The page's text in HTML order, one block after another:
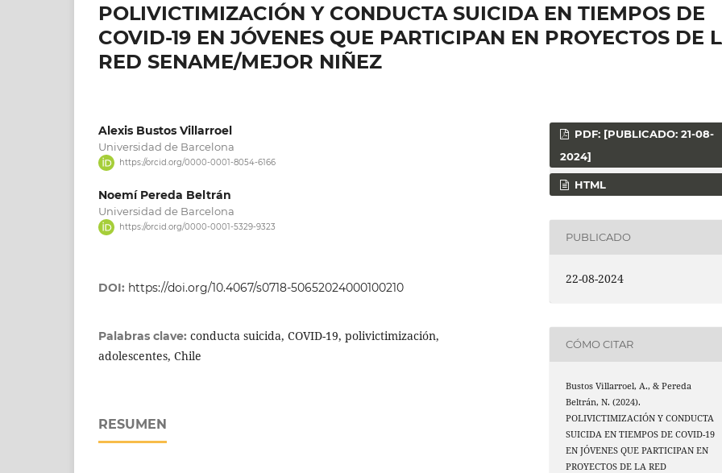
POLIVICTIMIZACIÓN Y CONDUCTA SUICIDA EN TIEMPOS DE
COVID-19 EN JÓVENES QUE PARTICIPAN EN PROYECTOS DE
RED SENAME/MEJOR NIÑEZ
Alexis Bustos Villarroel
Universidad de Barcelona
https://orcid.org/0000-0001-8054-6166
Noemí Pereda Beltrán
Universidad de Barcelona
https://orcid.org/0000-0001-5329-9323
DOI: https://doi.org/10.4067/s0718-50652024000100210
Palabras clave: conducta suicida, COVID-19, polivictimización,
adolescentes, Chile
RESUMEN
PDF: [PUBLICADO: 21-08-
2024]
HTML
PUBLICADO
22-08-2024
CÓMO CITAR
Bustos Villarroel, A., & Pereda
Beltrán, N. (2024).
POLIVICTIMIZACIÓN Y CONDUCTA
SUICIDA EN TIEMPOS DE COVID-19
EN JÓVENES QUE PARTICIPAN EN
PROYECTOS DE LA RED